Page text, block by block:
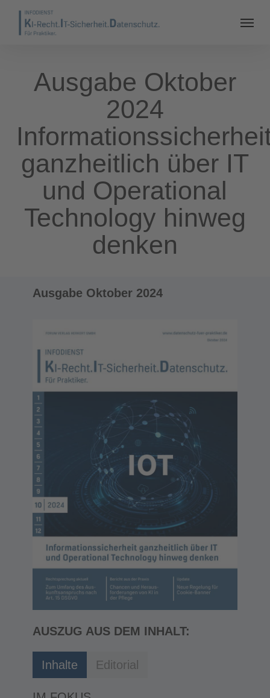
Ausgabe Oktober
2024
ganzheitlich über IT
und Operational
Technology hinweg
denken
Ausgabe Oktober 2024
AUSZUG AUS DEM INHALT:
Inhalte Editorial